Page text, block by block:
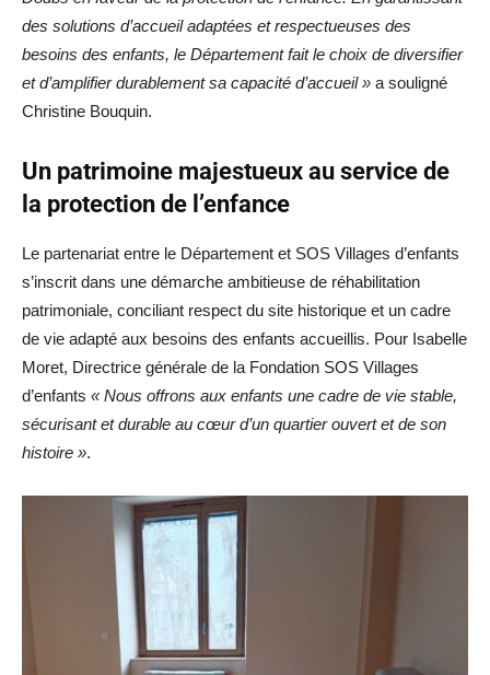
des solutions d’accueil adaptées et respectueuses des
besoins des enfants, le Département fait le choix de diversifier
et d’amplifier durablement sa capacité d’accueil » a souligné
Christine Bouquin.
Un patrimoine majestueux au service de
la protection de l’enfance
Le partenariat entre le Département et SOS Villages d’enfants
s’inscrit dans une démarche ambitieuse de réhabilitation
patrimoniale, conciliant respect du site historique et un cadre
de vie adapté aux besoins des enfants accueillis. Pour Isabelle
Moret, Directrice générale de la Fondation SOS Villages
d’enfants « Nous offrons aux enfants une cadre de vie stable,
sécurisant et durable au cœur d’un quartier ouvert et de son
histoire ».